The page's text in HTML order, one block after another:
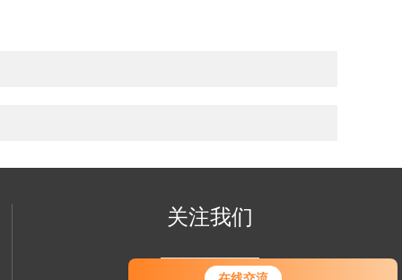
关注我们